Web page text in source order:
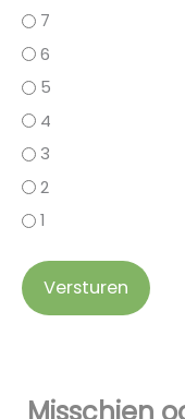
7
6
5
4
3
2
1
Versturen